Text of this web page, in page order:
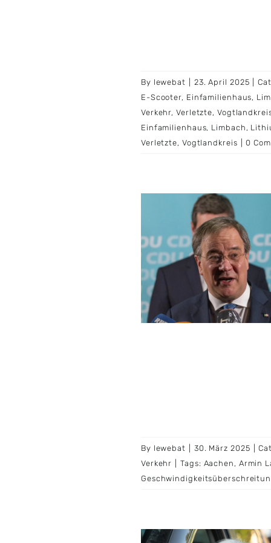
By lewebat 23. April 2025
E-Scooter, Einfamilienhaus,
Verkehr,Verletzte,
Einfamilienhaus, Limbach ,
Verletzte, Vogtlandkreis 0
By lewebat 30. März 2025
Verkehr
Tags: Aachen , Armin